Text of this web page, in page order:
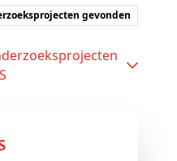
gevonden